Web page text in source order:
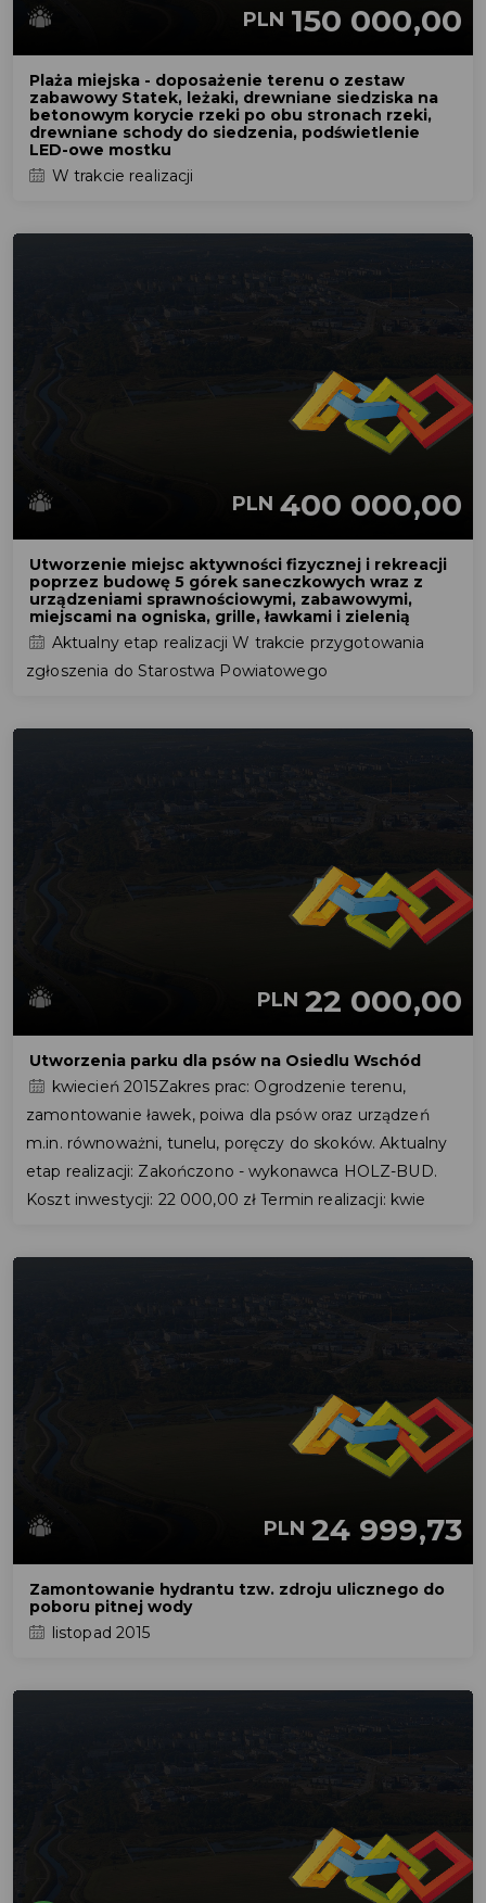
PLN 150 000,00
Plaża miejska - doposażenie terenu o zestaw
zabawowy Statek, leżaki, drewniane siedziska na
betonowym korycie rzeki po obu stronach rzeki,
drewniane schody do siedzenia, podświetlenie
LED-owe mostku
W trakcie realizacji
PLN 400 000,00
Utworzenie miejsc aktywności fizycznej i rekreacji
poprzez budowę 5 górek saneczkowych wraz z
urządzeniami sprawnościowymi, zabawowymi,
miejscami na ogniska, grille, ławkami i zielenią
Aktualny etap realizacji W trakcie przygotowania
zgłoszenia do Starostwa Powiatowego
PLN 22 000,00
Utworzenia parku dla psów na Osiedlu Wschód
kwiecień 2015Zakres prac: Ogrodzenie terenu,
zamontowanie ławek, poiwa dla psów oraz urządzeń
m.in. równoważni, tunelu, poręczy do skoków. Aktualny
etap realizacji: Zakończono - wykonawca HOLZ-BUD.
Koszt inwestycji: 22 000,00 zł Termin realizacji: kwie
PLN 24 999,73
Zamontowanie hydrantu tzw. zdroju ulicznego do
poboru pitnej wody
listopad 2015